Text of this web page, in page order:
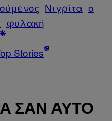
Νιγρίτα ο
φυλακή
Stories
ΣΑΝ ΑΥΤΌ